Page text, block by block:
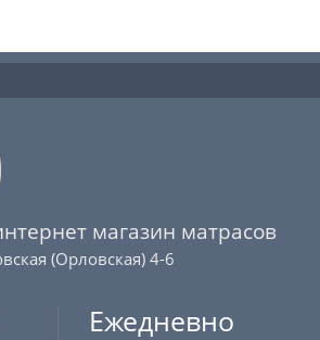
магазин матрасов
(Орловская) 4-6
Ежедневно